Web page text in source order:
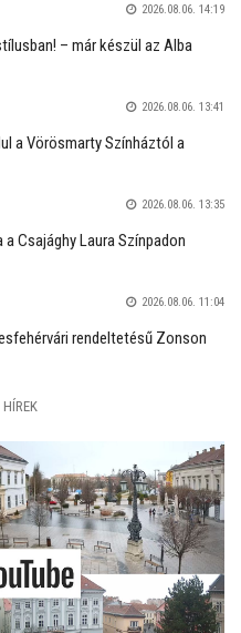
2026.08.06. 14:19
– már készül az Alba
2026.08.06. 13:41
a Vörösmarty Színháztól a
2026.08.06. 13:35
Csajághy Laura Színpadon
2026.08.06. 11:04
rendeltetésű Zonson